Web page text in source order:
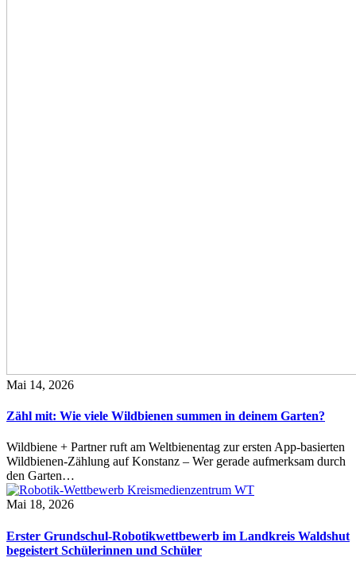
Mai 14, 2026
Zähl mit: Wie viele Wildbienen summen in deinem Garten?
Wildbiene + Partner ruft am Weltbienentag zur ersten App-basierten
Wildbienen-Zählung auf Konstanz – Wer gerade aufmerksam durch
den Garten…
Mai 18, 2026
Erster Grundschul-Robotikwettbewerb im Landkreis Waldshut
begeistert Schülerinnen und Schüler